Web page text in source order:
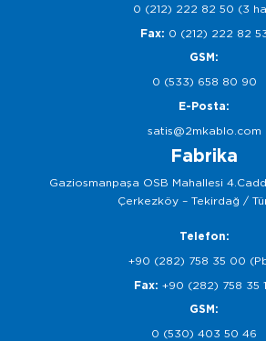
0 (212) 222 82 50 (3
Fax: 0 (212) 222 82
GSM:
0 (533) 658 80 90
E-Posta:
satis@2mkablo.com
Fabrika
Gaziosmanpaşa OSB Mahallesi
Çerkezköy – Tekirdağ /
Telefon:
+90 (282) 758 35 00
Fax: +90 (282) 758 35
GSM:
0 (530) 403 50 46